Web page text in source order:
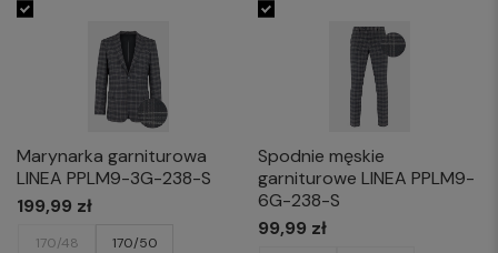
Marynarka garniturowa
LINEA PPLM9-3G-238-S
199,99 zł
170/48 170/50
Spodnie męskie
garniturowe LINEA PPLM9-
6G-238-S
99,99 zł